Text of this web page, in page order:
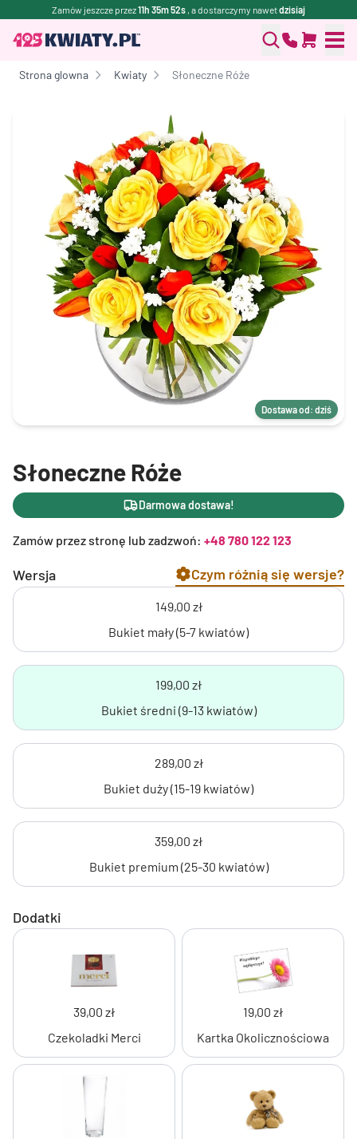
Zamów jeszcze przez11h 35m 52s , a dostarczymy nawetdzisiaj
Strona glowna Kwiaty Słoneczne Róże
Dostawa od: dziś
Słoneczne Róże
Darmowa dostawa!
Zamów przez stronę lub zadzwoń: +48 780 122 123
Wersja Czym różnią się wersje?
149,00 zł
Bukiet mały (5-7 kwiatów)
199,00 zł
Bukiet średni (9-13 kwiatów)
289,00 zł
Bukiet duży (15-19 kwiatów)
359,00 zł
Bukiet premium (25-30 kwiatów)
Dodatki
39,00 zł
Czekoladki Merci
19,00 zł
Kartka Okolicznościowa